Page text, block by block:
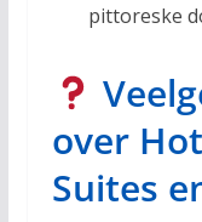
pittoreske
over
Suites